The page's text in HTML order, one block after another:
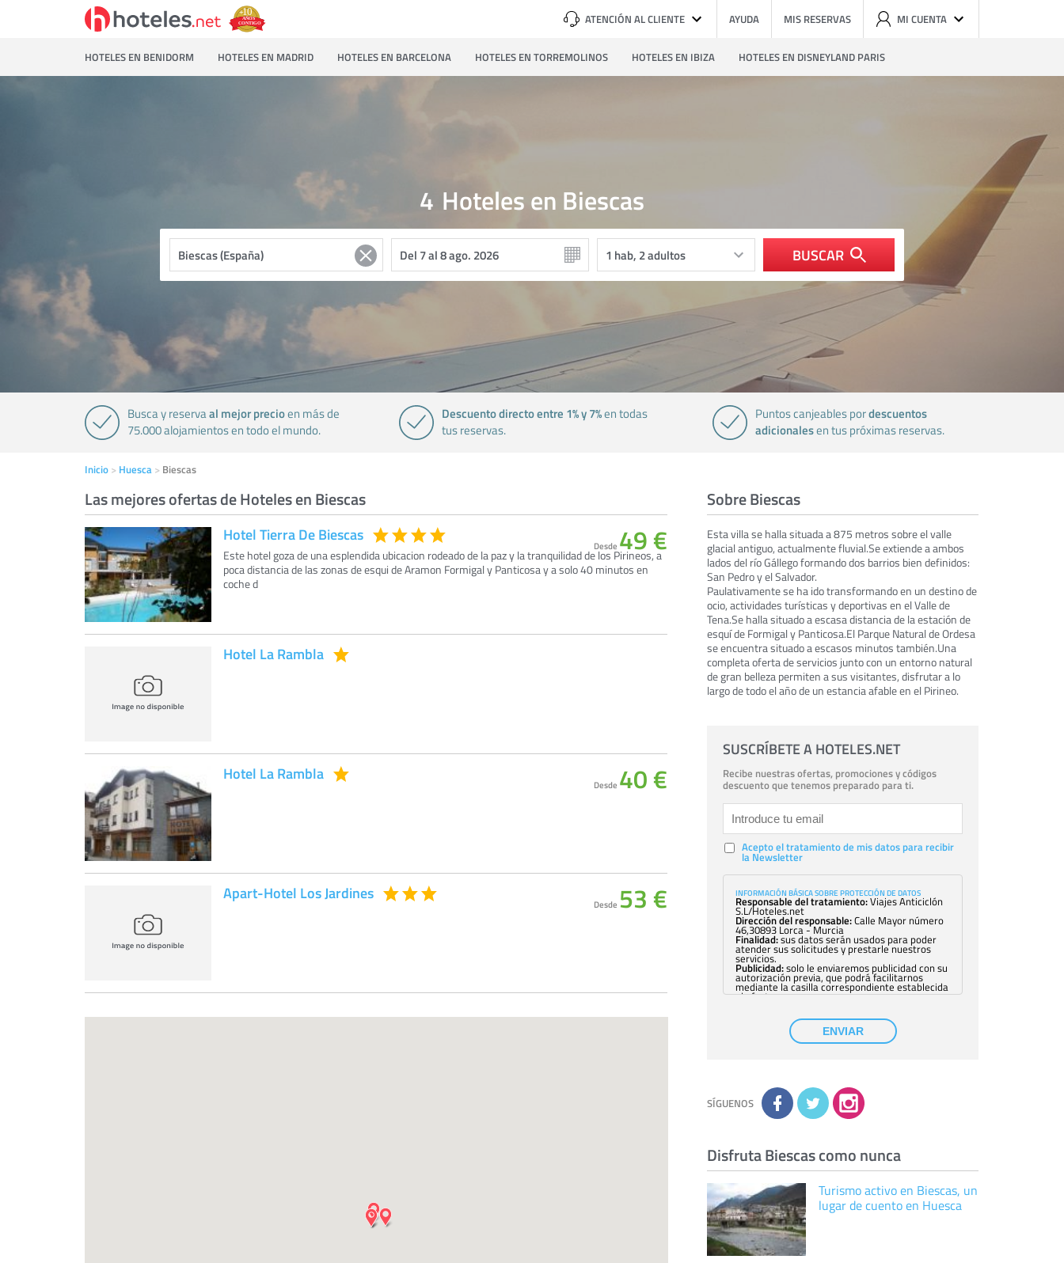
ATENCIÓN AL CLIENTE AYUDA MIS RESERVAS MI CUENTA
HOTELES EN BENIDORM HOTELES EN MADRID HOTELES EN BARCELONA HOTELES EN TORREMOLINOS HOTELES EN IBIZA HOTELES EN DISNEYLAND PARIS
Hoteles en Biescas
4
BUSCAR
Busca y reservaal mejor precioen más de
75.000 alojamientos en todo el mundo.
Descuento directo entre 1% y 7%en todas
tus reservas.
Puntos canjeables pordescuentos
adicionalesen tus próximas reservas.
Inicio Huesca Biescas
Las mejores ofertas de Hoteles en Biescas
Hotel Tierra De Biescas
Este hotel goza de una esplendida ubicacion rodeado de la paz y la tranquilidad de los Pirineos, a
poca distancia de las zonas de esqui de Aramon Formigal y Panticosa y a solo 40 minutos en
coche d
Desde 49 €
Hotel La Rambla
Hotel La Rambla
Desde 40 €
Apart-Hotel Los Jardines
Desde 53 €
Sobre Biescas
Esta villa se halla situada a 875 metros sobre el valle
glacial antiguo, actualmente fluvial.Se extiende a ambos
lados del río Gállego formando dos barrios bien definidos:
San Pedro y el Salvador.
Paulativamente se ha ido transformando en un destino de
ocio, actividades turísticas y deportivas en el Valle de
Tena.Se halla situado a escasa distancia de la estación de
esquí de Formigal y Panticosa.El Parque Natural de Ordesa
se encuentra situado a escasos minutos también.Una
completa oferta de servicios junto con un entorno natural
de gran belleza permiten a sus visitantes, disfrutar a lo
largo de todo el año de un estancia afable en el Pirineo.
SUSCRÍBETE A HOTELES.NET
Recibe nuestras ofertas, promociones y códigos
descuento que tenemos preparado para ti.
Acepto el tratamiento de mis datos para recibir
la Newsletter
INFORMACIÓN BÁSICA SOBRE PROTECCIÓN DE DATOS
Responsable del tratamiento:Viajes Anticiclón
S.L/Hoteles.net
Dirección del responsable:Calle Mayor número
46,30893 Lorca - Murcia
Finalidad:sus datos serán usados para poder
atender sus solicitudes y prestarle nuestros
servicios.
Publicidad:solo le enviaremos publicidad con su
autorización previa, que podrá facilitarnos
mediante la casilla correspondiente establecida
al efecto.
con su consentimiento previo, que podrá
facilitarnos mediante la casilla correspondiente
establecida al efecto.
Destinatarios:con carácter general, sólo el
Derechos:tiene derecho a saber qué
información tenemos sobre usted, corregirla y
eliminarla, tal y como se explica en la
información adicional disponible en nuestra
la información adicional y detallada sobre cómo
tratamos sus datos en lapolítica de privacidad
ENVIAR
SÍGUENOS
Disfruta Biescas como nunca
Turismo activo en Biescas, un
lugar de cuento en Huesca